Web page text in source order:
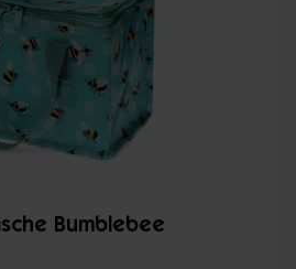
Bumblebee